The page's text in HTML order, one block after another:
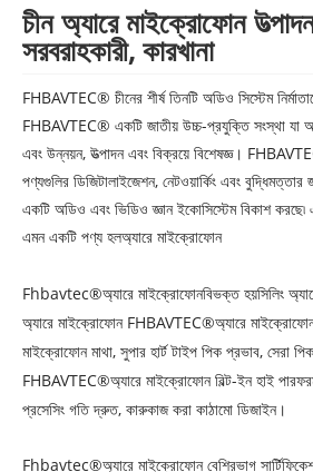
চীন অ্যারে মাইক্রোফোন
সরবরাহকারী, কারখানা
FHBAVTEC® চীনের শীর্ষ তিনটি অডিও সিস্টেম
FHBAVTEC® একটি জাতীয় উচ্চ-প্রযুক্তি সংস্থা যা
এবং উন্নয়ন, উত্পাদন এবং বিক্রয়ে বিশেষজ্ঞ।
পণ্যগুলির ডিজিটালাইজেশন, নেটওয়ার্কিং এবং
একটি অডিও এবং ভিডিও জ্ঞান ইকোসিস্টেম বিকাশ করছে৷
এমন একটি পণ্য হলঅ্যারে মাইক্রোফোন
Fhbavtec®অ্যারে মাইক্রোফোনবিভক্ত হয়সিলিং
অ্যারে মাইক্রোফোন FHBAVTEC®অ্যারে
মাইক্রোফোন মাথা, সুপার হার্ট টাইপ পিক প্রভাব, সেরা
FHBAVTEC®অ্যারে মাইক্রোফোন বিল্ট-ইন হাই
প্রসেসিং গতি দ্রুত, কারুকাজ করা কাঠামো ডিজাইন।
Fhbavtec®অ্যারে মাইক্রোফোন বেশিরভাগ